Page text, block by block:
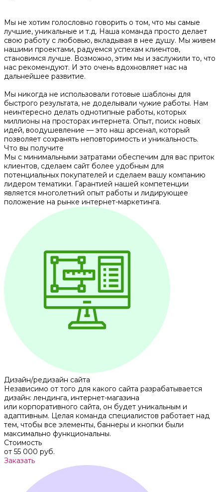
Мы не хотим голословно говорить о том, что мы самые
лучшие, уникальные и т.д. Наша команда просто делает
свою работу с любовью, вкладывая в нее душу. Мы живем
нашими проектами, радуемся успехам клиентов,
становимся лучше. Возможно, этим мы и заслужили то, что
нас рекомендуют. И это очень вдохновляет нас на
дальнейшее развитие.
Мы никогда не использовали готовые шаблоны для
быстрого результата, не доделывали чужие работы. Нам
неинтересно делать однотипные работы, которых
миллионы на просторах интернета. Опыт, поиск новых
идей, воодушевление — это наш арсенал, который
позволяет сохранять неповторимость и уникальность.
Что вы получите
Мы с минимальными затратами обеспечим для вас приток
клиентов, сделаем сайт более удобным для
потенциальных покупателей и сделаем вашу компанию
лидером тематики. Гарантией нашей компетенции
является многолетний опыт работы и лидирующее
положение на рынке интернет-маркетинга.
Дизайн/редизайн сайта
Независимо от того для какого сайта разрабатывается
дизайн: лендинга, интернет-магазина
или корпоративного сайта, он будет уникальным и
адаптивным. Целая команда специалистов работает над
тем, чтобы все элементы, баннеры и кнопки были
максимально функциональны.
Стоимость
от 55 000 руб.
Заказать